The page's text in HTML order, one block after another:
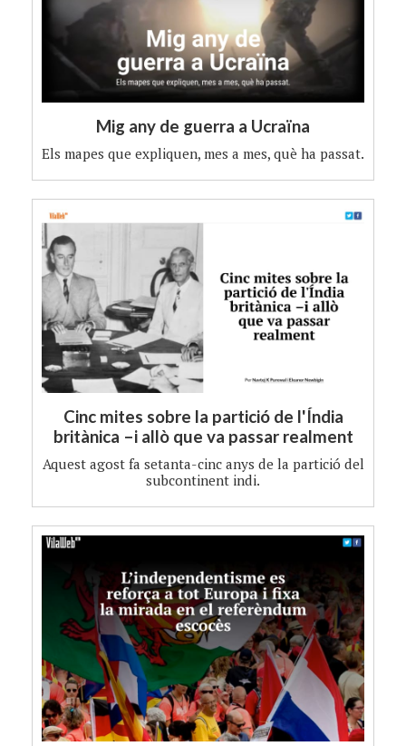
Mig any de guerra a Ucraïna
Els mapes que expliquen, mes a mes, què ha passat.
Cinc mites sobre la partició de l'Índia
britànica –i allò que va passar realment
Aquest agost fa setanta-cinc anys de la partició del
subcontinent indi.